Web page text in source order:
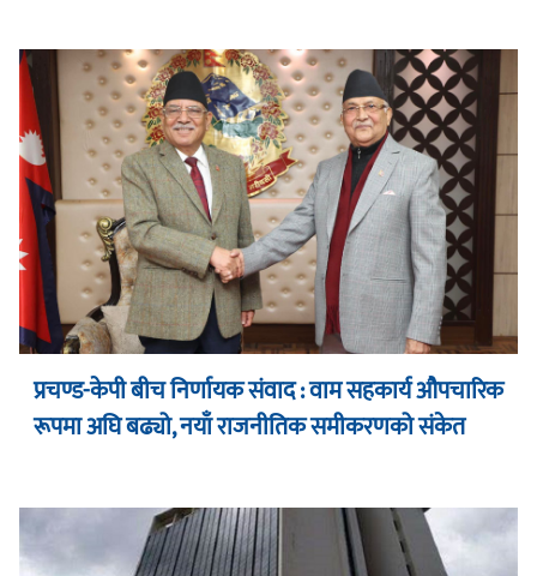
प्रचण्ड-केपी बीच निर्णायक संवाद : वाम सहकार्य औपचारिक
रूपमा अघि बढ्यो, नयाँ राजनीतिक समीकरणको संकेत